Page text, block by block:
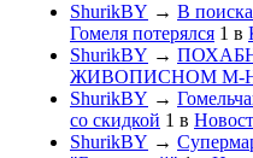
ShurikBY → В
Гомеля потерялся 1 в
ShurikBY →
ЖИВОПИСНОМ М-
ShurikBY →
со скидкой 1 в
ShurikBY →